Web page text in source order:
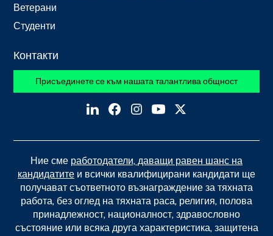
Ветерани
Студенти
Контакти
Присъединете се към нашата талантлива общност
Ние сме работодатели, даващи равен шанс на
кандидатите и всички квалифицирани кандидати ще
получават съответното възнаграждение за тяхната
работа, без оглед на тяхната раса, религия, полова
принадлежност, националност, здравословно
състояние или всяка друга характеристика, защитена